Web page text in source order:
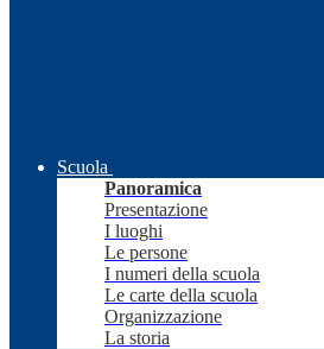
Scuola
Panoramica
Presentazione
I luoghi
Le persone
I numeri della scuola
Le carte della scuola
Organizzazione
La storia